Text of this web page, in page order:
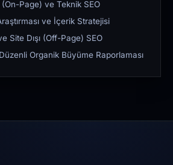
(On-Page) ve Teknik SEO
ve İçerik Stratejisi
Site Dışı (Off-Page) SEO
Organik Büyüme Raporlaması